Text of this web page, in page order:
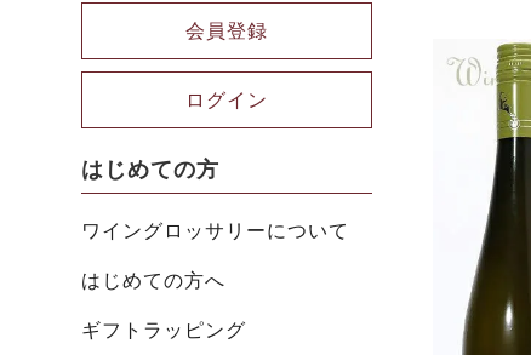
会員登録
ログイン
はじめての方
ワイングロッサリーについて
はじめての方へ
ギフトラッピング